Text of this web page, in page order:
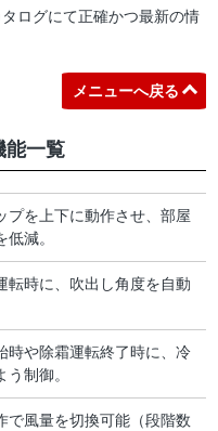
ログにて正確かつ最新の情
メニューへ戻る
能一覧
プを上下に動作させ、部屋
減。
転時に、吹出し角度を自動
時や除霜運転終了時に、冷
う制御。
で風量を切換可能（段階数